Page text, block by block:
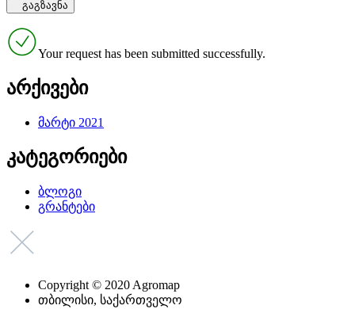
Your request has been submitted successfully.
არქივები
მარტი 2021
კატეგორიები
ბლოგი
გრანტები
Copyright © 2020 Agromap
თბილისი, საქართველო